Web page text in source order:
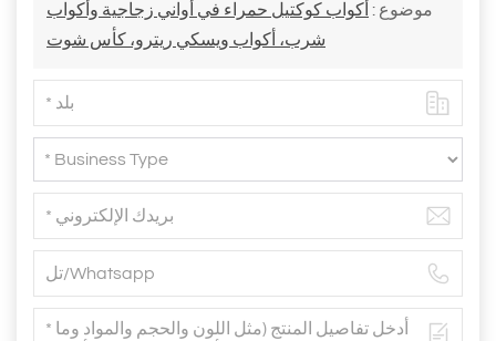
موضوع : أكواب كوكتيل حمراء في أواني زجاجية وأكواب
شرب، أكواب ويسكي ريترو، كأس شوت